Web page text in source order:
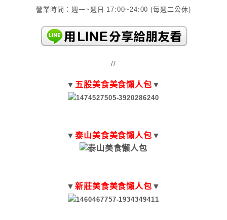
營業時間：週一~週日 17:00~24:00 (每週二公休)
//
▼ 五股美食美食懶人包 ▼
▼ 泰山美食美食懶人包 ▼
▼ 新莊美食美食懶人包 ▼